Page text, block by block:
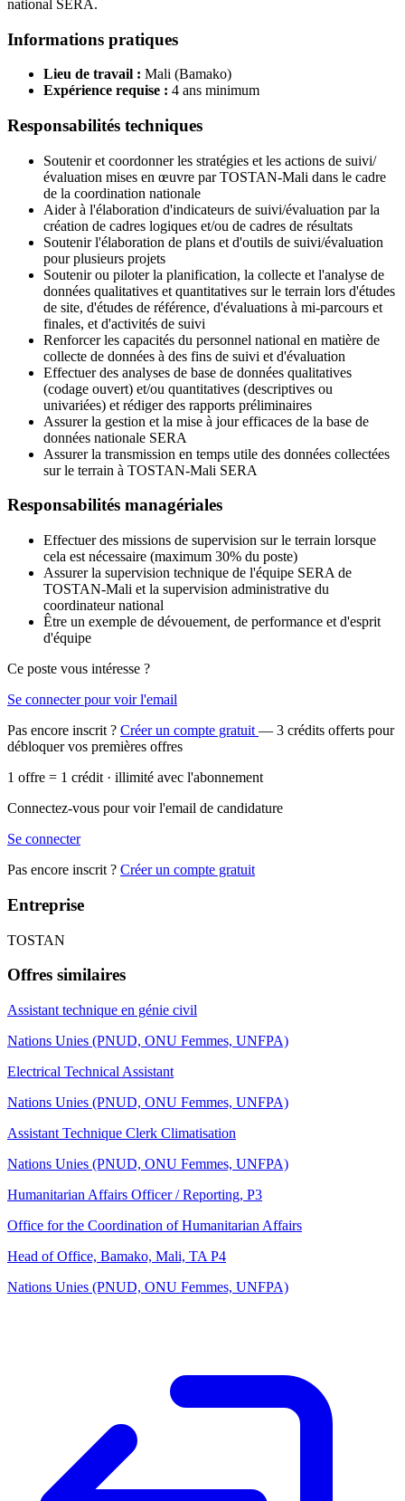
national SERA.
Informations pratiques
Lieu de travail : Mali (Bamako)
Expérience requise : 4 ans minimum
Responsabilités techniques
Soutenir et coordonner les stratégies et les actions de suivi/
évaluation mises en œuvre par TOSTAN-Mali dans le cadre
de la coordination nationale
Aider à l'élaboration d'indicateurs de suivi/évaluation par la
création de cadres logiques et/ou de cadres de résultats
Soutenir l'élaboration de plans et d'outils de suivi/évaluation
pour plusieurs projets
Soutenir ou piloter la planification, la collecte et l'analyse de
données qualitatives et quantitatives sur le terrain lors d'études
de site, d'études de référence, d'évaluations à mi-parcours et
finales, et d'activités de suivi
Renforcer les capacités du personnel national en matière de
collecte de données à des fins de suivi et d'évaluation
Effectuer des analyses de base de données qualitatives
(codage ouvert) et/ou quantitatives (descriptives ou
univariées) et rédiger des rapports préliminaires
Assurer la gestion et la mise à jour efficaces de la base de
données nationale SERA
Assurer la transmission en temps utile des données collectées
sur le terrain à TOSTAN-Mali SERA
Responsabilités managériales
Effectuer des missions de supervision sur le terrain lorsque
cela est nécessaire (maximum 30% du poste)
Assurer la supervision technique de l'équipe SERA de
TOSTAN-Mali et la supervision administrative du
coordinateur national
Être un exemple de dévouement, de performance et d'esprit
d'équipe
Ce poste vous intéresse ?
Se connecter pour voir l'email
Pas encore inscrit ? Créer un compte gratuit — 3 crédits offerts pour
débloquer vos premières offres
1 offre = 1 crédit · illimité avec l'abonnement
Connectez-vous pour voir l'email de candidature
Se connecter
Pas encore inscrit ? Créer un compte gratuit
Entreprise
TOSTAN
Offres similaires
Assistant technique en génie civil
Nations Unies (PNUD, ONU Femmes, UNFPA)
Electrical Technical Assistant
Nations Unies (PNUD, ONU Femmes, UNFPA)
Assistant Technique Clerk Climatisation
Nations Unies (PNUD, ONU Femmes, UNFPA)
Humanitarian Affairs Officer / Reporting, P3
Office for the Coordination of Humanitarian Affairs
Head of Office, Bamako, Mali, TA P4
Nations Unies (PNUD, ONU Femmes, UNFPA)